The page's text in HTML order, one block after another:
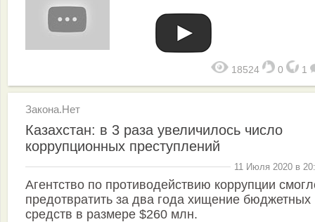
18524 0 1
Закона.Нет
Казахстан: в 3 раза увеличилось число
коррупционных преступлений
11 Июля 2020 в
Агентство по противодействию коррупции
предотвратить за два года хищение бюджетных
средств в размере $260 млн.